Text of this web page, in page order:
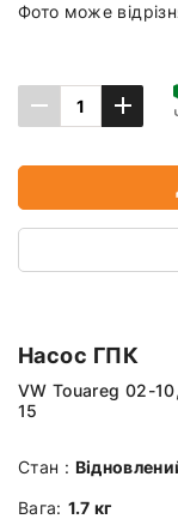
Фото може
Насос ГПК
VW Touareg 02-
15
Стан :
Вага: 1.7 кг